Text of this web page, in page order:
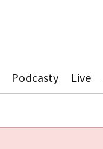
Podcasty Live